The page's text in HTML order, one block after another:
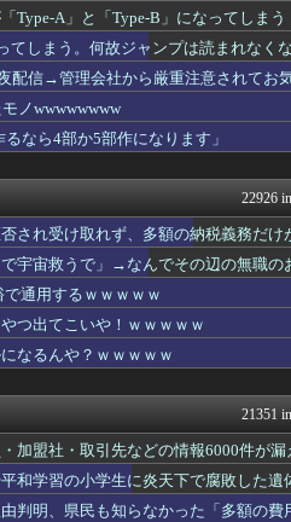
かせまと！
いがあります」→...
素敵な鬼
まとめロ
した遺体の臭いを...
国難にあ
契約へ！
サカサカ
撃ちます」←これ...
アニはつ
ｗ
ｗｗｗｗｗｗｗｗ...
アナ速‐
Type-...
アニゲー
できなか...
【サッカ
は〇〇だと言いま...
ハウメニ
！」→「たかがゲ...
修羅ママ
→やり取りを見...
鬼女はみ
ふぇー速
政経ワロ
たｗｗｗｗｗｗ
不思議
ｗｗｗ
わんこー
1位に！」→「...
世界の憂
Type-A」と「Type-B」になってしまう
しまう。何故ジャンプは読まれなく
配信→管理会社から厳重注意されてお
ノwwwwwwww
なら4部か5部作になります」
22926
され受け取れず、多額の納税義務だけ
宇宙救うで」→なんでその辺の無職の
通用するｗｗｗｗｗ
つ出てこいや！ｗｗｗｗｗ
なるんや？ｗｗｗｗｗ
21351
加盟社・取引先などの情報6000件が漏
和学習の小学生に炎天下で腐敗した
判明、県民も知らなかった「多額の